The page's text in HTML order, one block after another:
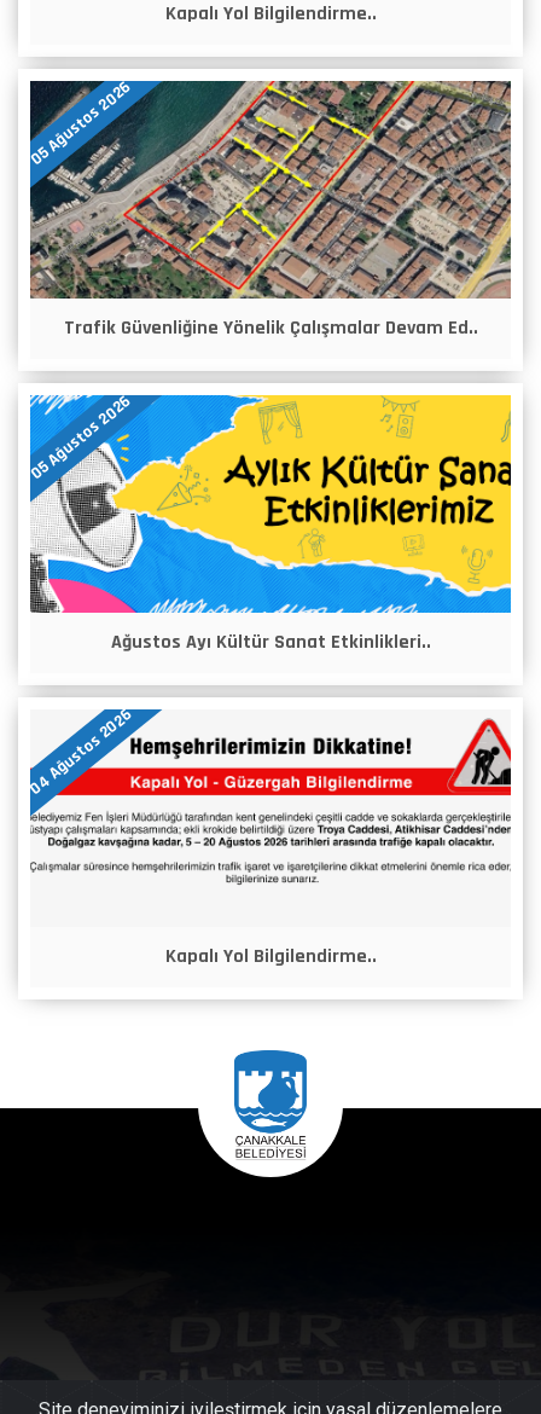
Kapalı Yol Bilgilendirme..
05 Ağustos 2026
Trafik Güvenliğine Yönelik Çalışmalar Devam Ed..
05 Ağustos 2026
Ağustos Ayı Kültür Sanat Etkinlikleri..
04 Ağustos 2026
Kapalı Yol Bilgilendirme..